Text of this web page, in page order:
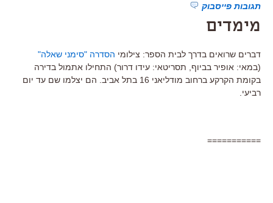
תגובות פייסבוק
מימדים
דברים שרואים בדרך לבית הספר: צילומי הסדרה "סימני שאלה"
(במאי: אופיר בביוף, תסריטאי: עידו דרור) התחילו אתמול בדירה
בקומת הקרקע ברחוב מודליאני 16 בתל אביב. הם יצלמו שם עד יום
רביעי.
===========